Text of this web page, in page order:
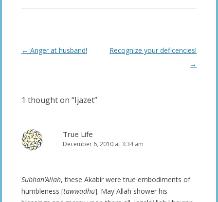
Post
← Anger at husband!
Recognize your deficencies!
→
1 thought on “Ijazet”
True Life
December 6, 2010 at 3:34 am
Subhan’Allah, these Akabir were true embodiments of
humbleness [tawwadhu]. May Allah shower his